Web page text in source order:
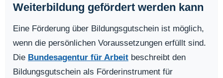
Weiterbildung gefördert werden kann
Eine Förderung über Bildungsgutschein ist möglich,
wenn die persönlichen Voraussetzungen erfüllt sind.
Die Bundesagentur für Arbeit beschreibt den
Bildungsgutschein als Förderinstrument für